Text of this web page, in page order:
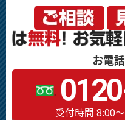
お電
受付時間 8:00